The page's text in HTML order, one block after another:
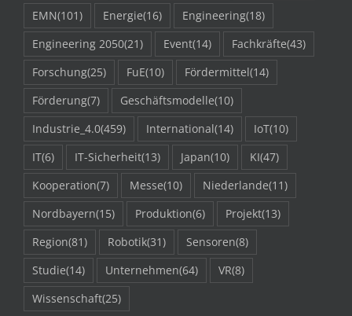
EMN(101) Energie(16) Engineering(18)
Engineering 2050(21) Event(14) Fachkräfte(43)
Forschung(25) FuE(10) Fördermittel(14)
Förderung(7) Geschäftsmodelle(10)
Industrie_4.0(459) International(14) IoT(10)
IT(6) IT-Sicherheit(13) Japan(10) KI(47)
Kooperation(7) Messe(10) Niederlande(11)
Nordbayern(15) Produktion(6) Projekt(13)
Region(81) Robotik(31) Sensoren(8)
Studie(14) Unternehmen(64) VR(8)
Wissenschaft(25)